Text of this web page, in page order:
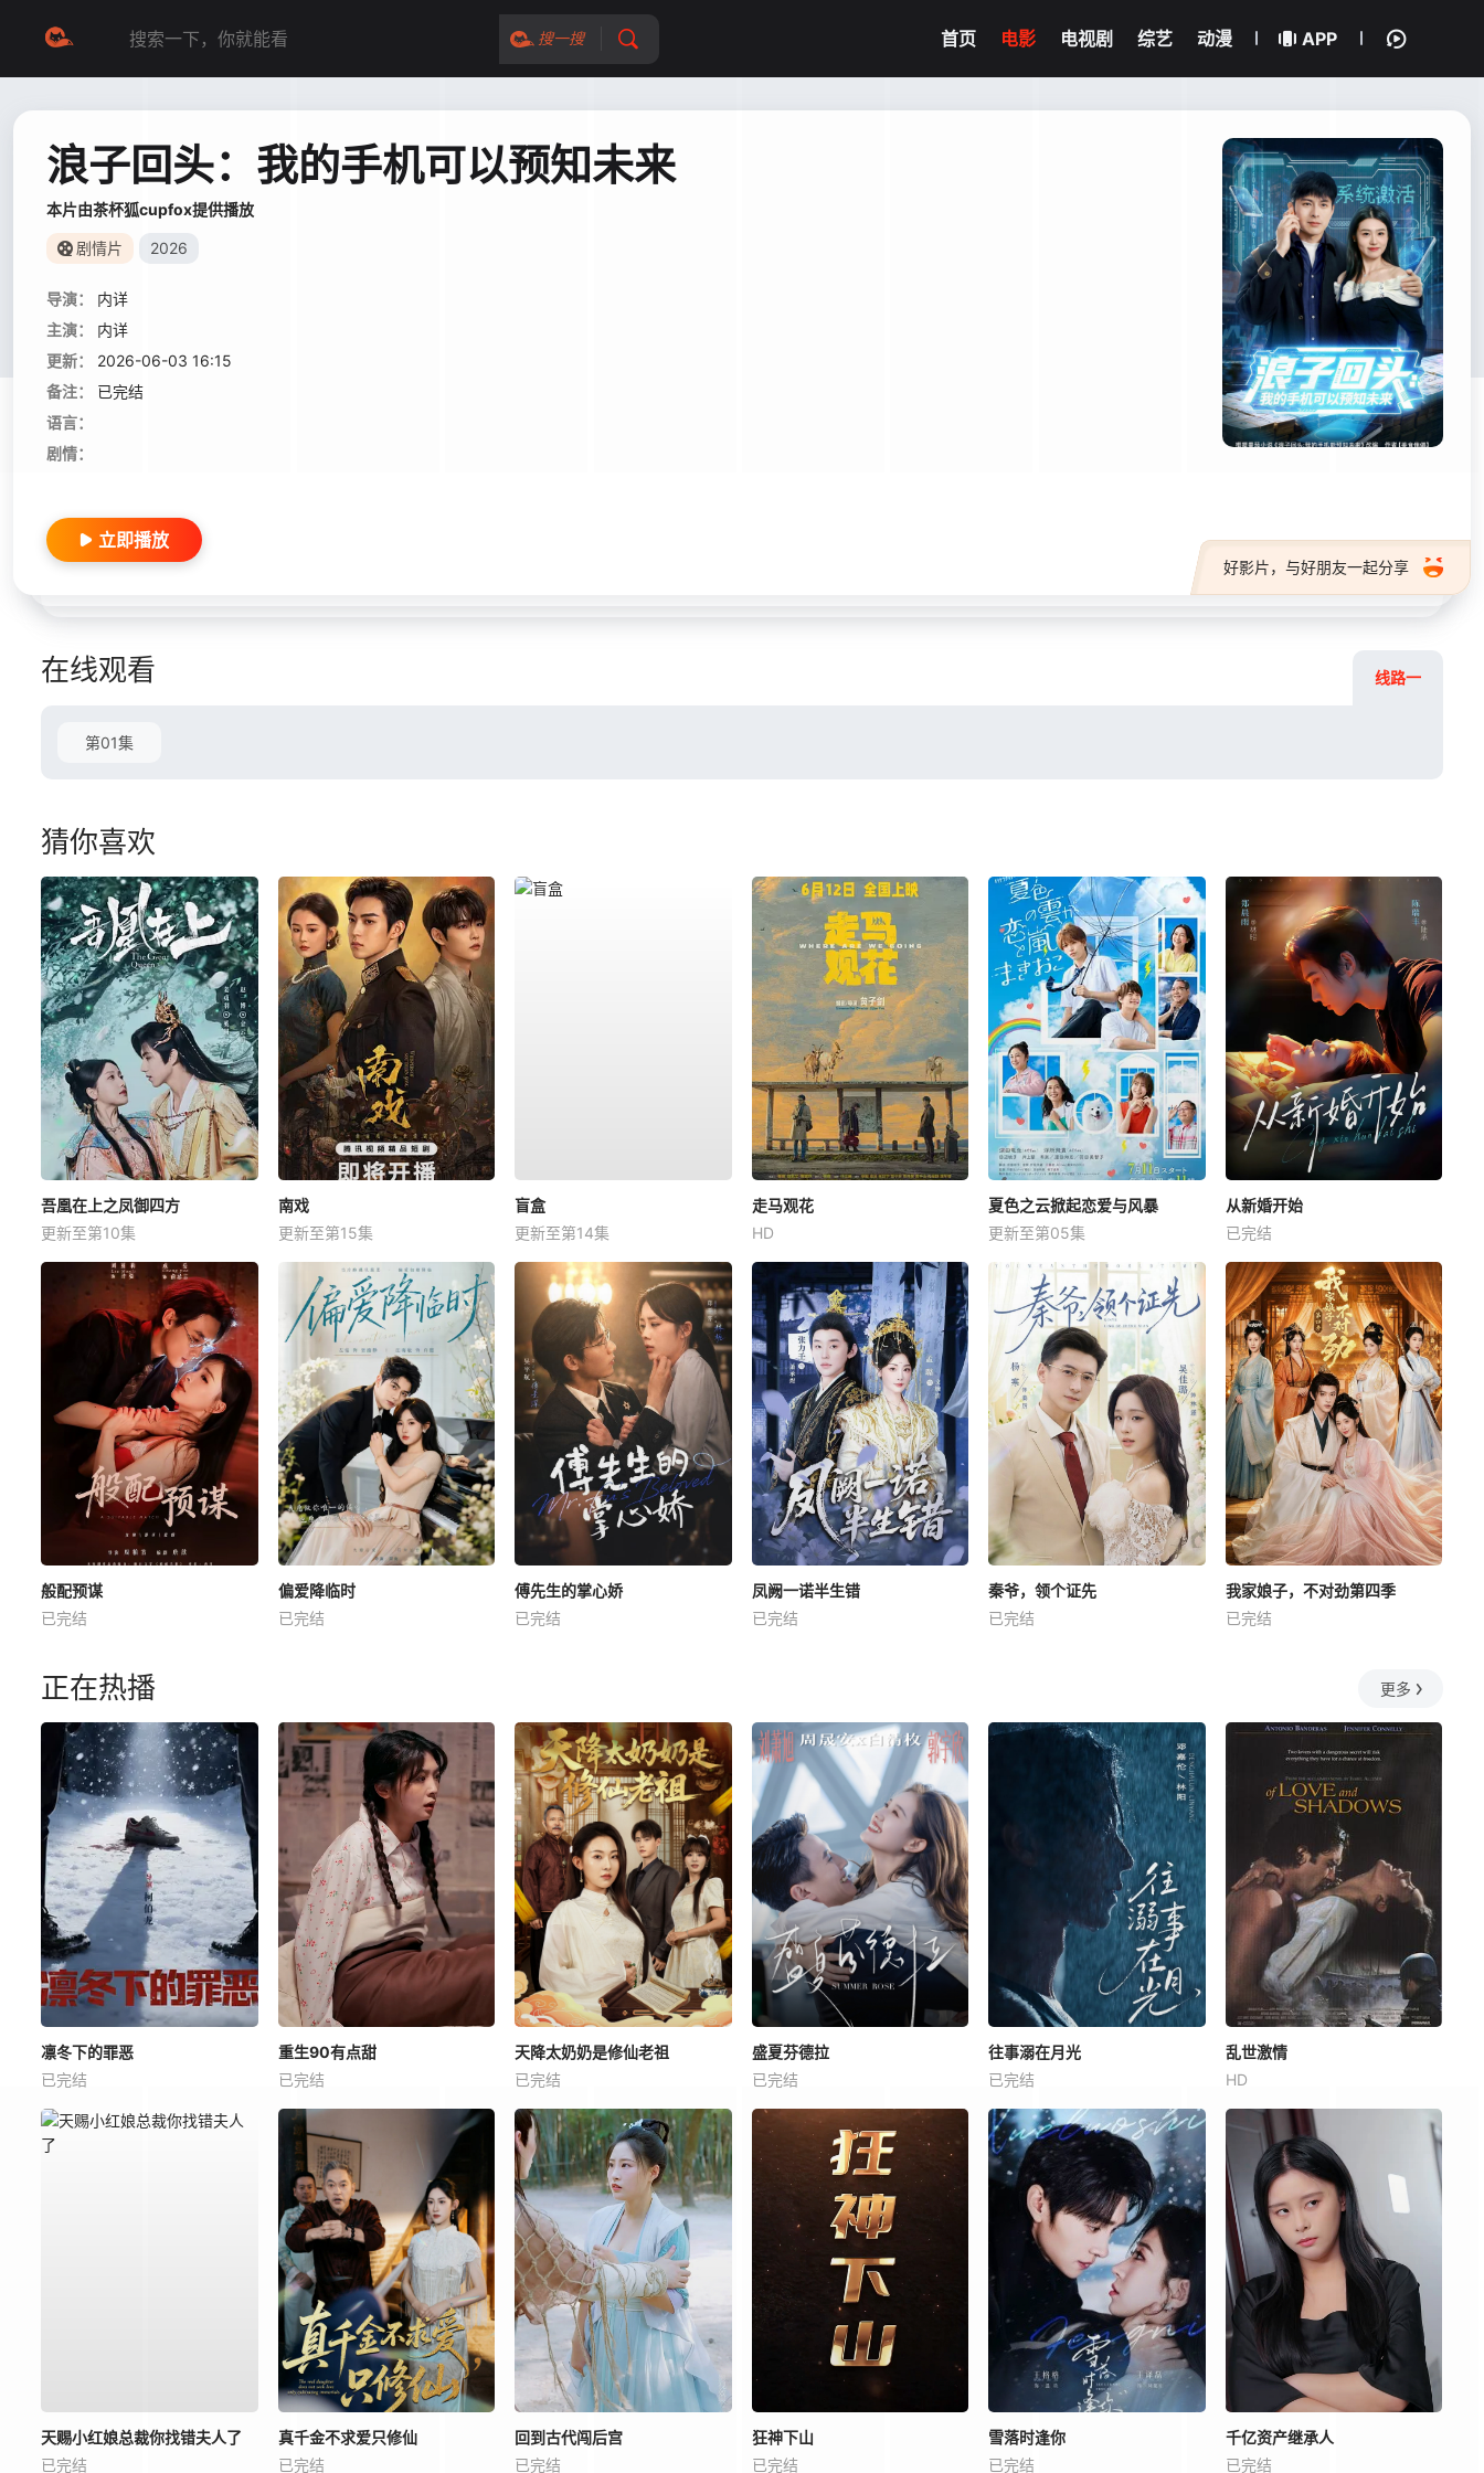
搜一搜 首页 电影 电视剧 综艺 动漫 APP
浪子回头：我的手机可以预知未来
本片由茶杯狐cupfox提供播放
剧情片 2026
导演：
内详
主演：
内详
更新：
2026-06-03 16:15
备注：
已完结
语言：
剧情：
好影片，与好朋友一起分享
立即播放
在线观看 线路一
第01集
猜你喜欢
吾凰在上之凤御四方
更新至第10集
南戏
更新至第15集
盲盒
更新至第14集
走马观花
HD
夏色之云掀起恋爱与风暴
更新至第05集
从新婚开始
已完结
般配预谋
已完结
偏爱降临时
已完结
傅先生的掌心娇
已完结
凤阙一诺半生错
已完结
秦爷，领个证先
已完结
我家娘子，不对劲第四季
已完结
正在热播 更多
凛冬下的罪恶
已完结
重生90有点甜
已完结
天降太奶奶是修仙老祖
已完结
盛夏芬德拉
已完结
往事溺在月光
已完结
乱世激情
HD
天赐小红娘总裁你找错夫人了
已完结
真千金不求爱只修仙
已完结
回到古代闯后宫
已完结
狂神下山
已完结
雪落时逢你
已完结
千亿资产继承人
已完结